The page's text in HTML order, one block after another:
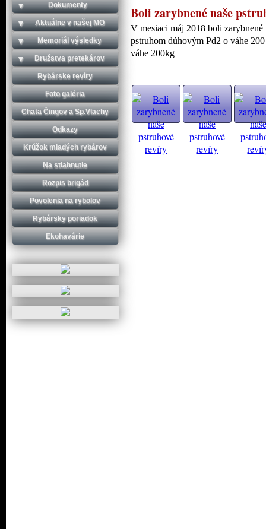
Dokumenty
Aktuálne v našej MO
Memoriál výsledky
Družstva pretekárov
Rybárske revíry
Foto galéria
Chata Čingov a Sp.Vlachy
Odkazy
Krúžok mladých rybárov
Na stiahnutie
Rozpis brigád
Povolenia na rybolov
Rybársky poriadok
Ekohavárie
Boli zarybnené naše
V mesiaci máj 2018 boli
pstruhom dúhovým Pd2 o váhe
váhe 200kg